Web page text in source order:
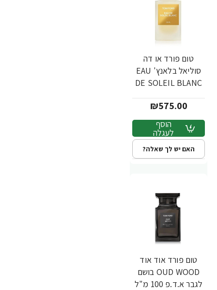
טום פורד או דה
סוליאל בלאנץ' EAU
DE SOLEIL BLANC
מ"ל - מבית TOM
FORD
₪575.00
הוסף
לעגלה
האם יש לך שאלה?
טום פורד אוד אוד
OUD WOOD בושם
לגבר א.ד.פ 100 מ"ל